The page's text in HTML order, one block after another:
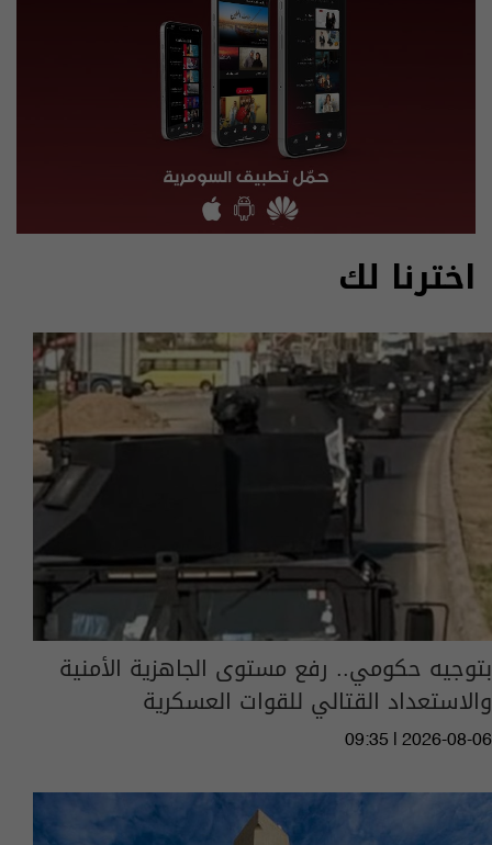
اخترنا لك
بتوجيه حكومي.. رفع مستوى الجاهزية الأمنية
والاستعداد القتالي للقوات العسكرية
09:35 | 2026-08-06